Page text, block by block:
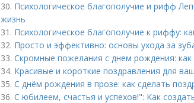
30. Психологическое благополучие и рифф
жизнь
31. Психологическое благополучие к риффу:
32. Просто и эффективно: основы ухода за
33. Скромные пожелания с днем рождения:
34. Красивые и короткие поздравления для
35. С днём рождения в прозе: как сделать
36. С юбилеем, счастья и успехов!": Как